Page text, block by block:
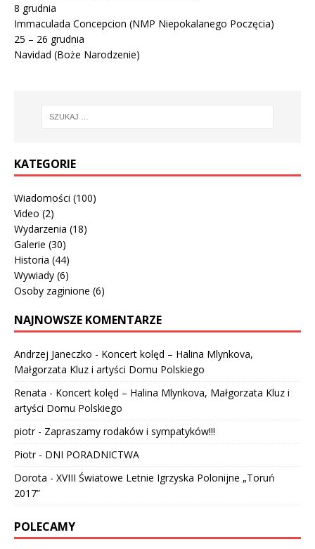
8 grudnia
Immaculada Concepcion (NMP Niepokalanego Poczęcia)
25 – 26 grudnia
Navidad (Boże Narodzenie)
KATEGORIE
Wiadomości (100)
Video (2)
Wydarzenia (18)
Galerie (30)
Historia (44)
Wywiady (6)
Osoby zaginione (6)
NAJNOWSZE KOMENTARZE
Andrzej Janeczko - Koncert kolęd – Halina Mlynkova,
Małgorzata Kluz i artyści Domu Polskiego
Renata - Koncert kolęd – Halina Mlynkova, Małgorzata Kluz i
artyści Domu Polskiego
piotr- Zapraszamy rodaków i sympatyków!!!
Piotr- DNI PORADNICTWA
Dorota - XVIII Światowe Letnie Igrzyska Polonijne „Toruń
2017”
POLECAMY